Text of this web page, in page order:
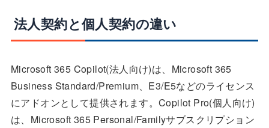
法人契約と個人契約の違い
Microsoft 365 Copilot(法人向け)は、Microsoft 365
Business Standard/Premium、E3/E5などのライセンス
にアドオンとして提供されます。Copilot Pro(個人向け)
は、Microsoft 365 Personal/Familyサブスクリプション